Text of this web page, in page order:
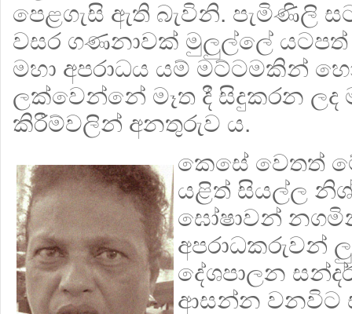
පෙළගැසි ඇති බැවිනි. පැමිණිලි
වසර ගණනාවක් මුලුල්ලේ යටපත්
මහා අපරාධය යම් මට්ටමකින්
ලක්වෙන්නේ මෑත දී සිදුකරන ලද
කිරීම්වලින් අනතුරුව ය.
කෙසේ වෙතත්
යළිත් සියල්ල
ඝෝෂාවන්
අපරාධකරුවන්
දේශපාලන
ආසන්න වනවිට